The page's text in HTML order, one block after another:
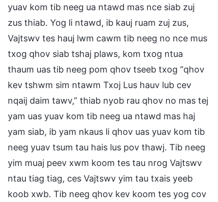
yuav kom tib neeg ua ntawd mas nce siab zuj
zus thiab. Yog li ntawd, ib kauj ruam zuj zus,
Vajtswv tes hauj lwm cawm tib neeg no nce mus
txog qhov siab tshaj plaws, kom txog ntua
thaum uas tib neeg pom qhov tseeb txog “qhov
kev tshwm sim ntawm Txoj Lus hauv lub cev
nqaij daim tawv,” thiab nyob rau qhov no mas tej
yam uas yuav kom tib neeg ua ntawd mas haj
yam siab, ib yam nkaus li qhov uas yuav kom tib
neeg yuav tsum tau hais lus pov thawj. Tib neeg
yim muaj peev xwm koom tes tau nrog Vajtswv
ntau tiag tiag, ces Vajtswv yim tau txais yeeb
koob xwb. Tib neeg qhov kev koom tes yog cov